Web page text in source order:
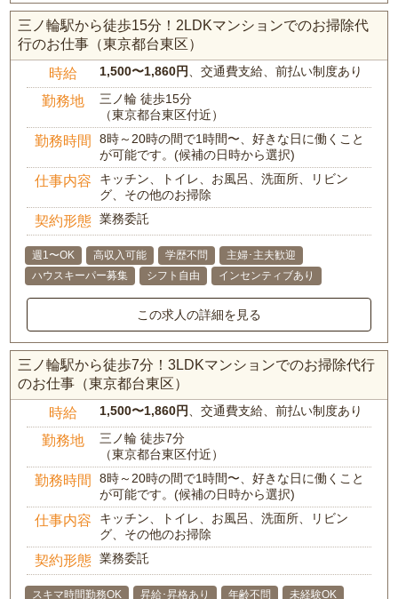
三ノ輪駅から徒歩15分！2LDKマンションでのお掃除代
行のお仕事（東京都台東区）
時給 1,500〜1,860円 、交通費支給、前払い制度あり
勤務地
三ノ輪 徒歩15分
（東京都台東区付近）
勤務時間
8時～20時の間で1時間〜、好きな日に働くこと
が可能です。(候補の日時から選択)
仕事内容
キッチン、トイレ、お風呂、洗面所、リビン
グ、その他のお掃除
契約形態 業務委託
週1〜OK 高収入可能 学歴不問
主婦･主夫歓迎
ハウスキーパー募集
シフト自由 インセンティブあり
この求人の詳細を見る
三ノ輪駅から徒歩7分！3LDKマンションでのお掃除代行
のお仕事（東京都台東区）
時給 1,500〜1,860円 、交通費支給、前払い制度あり
勤務地
三ノ輪 徒歩7分
（東京都台東区付近）
勤務時間
8時～20時の間で1時間〜、好きな日に働くこと
が可能です。(候補の日時から選択)
仕事内容
キッチン、トイレ、お風呂、洗面所、リビン
グ、その他のお掃除
契約形態 業務委託
スキマ時間勤務OK 昇給･昇格あり 年齢不問 未経験OK